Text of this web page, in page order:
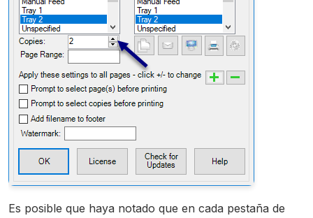
Es posible que haya notado que en cada pestaña de